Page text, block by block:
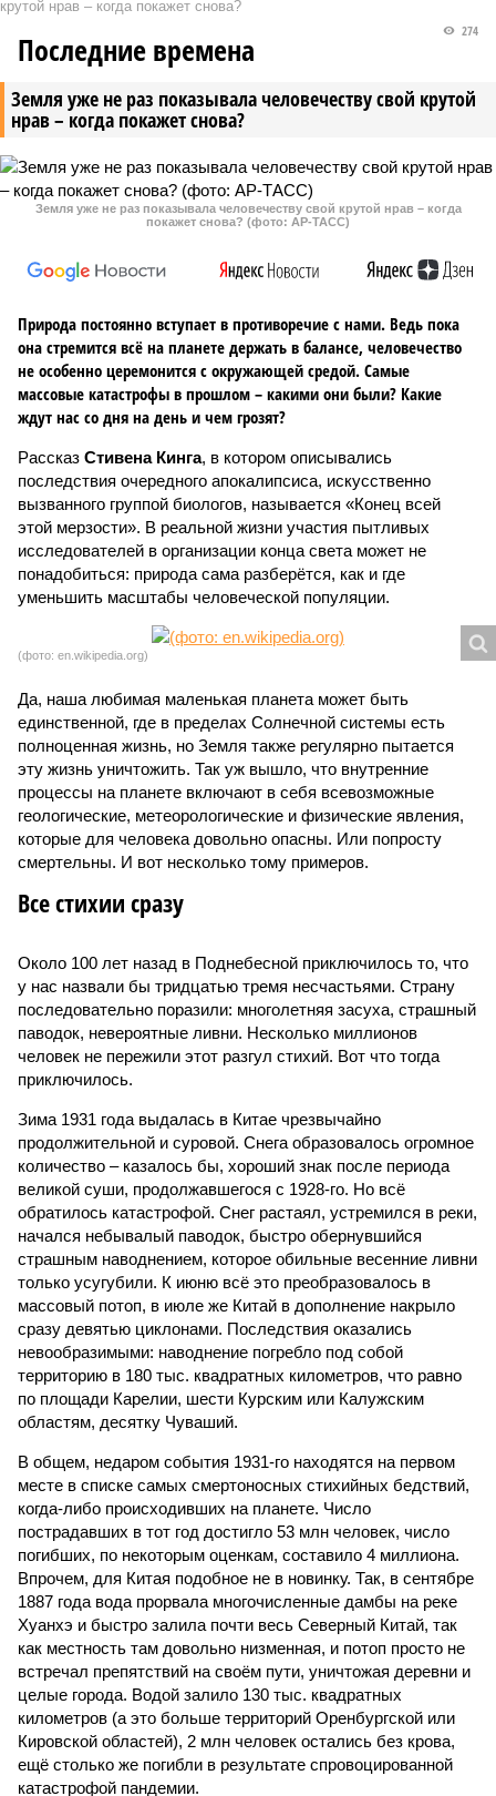
крутой нрав – когда покажет снова?
Земля уже не раз показывала человечеству свой крутой
нрав – когда покажет снова?
274
Последние времена
Земля уже не раз показывала человечеству свой крутой нрав – когда
покажет снова? (фото: АР-ТАСС)
Природа постоянно вступает в противоречие с нами. Ведь пока
она стремится всё на планете держать в балансе, человечество
не особенно церемонится с окружающей средой. Самые
массовые катастрофы в прошлом – какими они были? Какие
ждут нас со дня на день и чем грозят?
Рассказ Стивена Кинга, в котором описывались
последствия очередного апокалипсиса, искусственно
вызванного группой биологов, называется «Конец всей
этой мерзости». В реальной жизни участия пытливых
исследователей в организации конца света может не
понадобиться: природа сама разберётся, как и где
уменьшить масштабы человеческой популяции.
(фото: en.wikipedia.org)
Да, наша любимая маленькая планета может быть
единственной, где в пределах Солнечной системы есть
полноценная жизнь, но Земля также регулярно пытается
эту жизнь уничтожить. Так уж вышло, что внутренние
процессы на планете включают в себя всевозможные
геологические, метеорологические и физические явления,
которые для человека довольно опасны. Или попросту
смертельны. И вот несколько тому примеров.
Все стихии сразу
Около 100 лет назад в Поднебесной приключилось то, что
у нас назвали бы тридцатью тремя несчастьями. Страну
последовательно поразили: многолетняя засуха, страшный
паводок, невероятные ливни. Несколько миллионов
человек не пережили этот разгул стихий. Вот что тогда
приключилось.
Зима 1931 года выдалась в Китае чрезвычайно
продолжительной и суровой. Снега образовалось огромное
количество – казалось бы, хороший знак после периода
великой суши, продолжавшегося с 1928-го. Но всё
обратилось катастрофой. Снег растаял, устремился в реки,
начался небывалый паводок, быстро обернувшийся
страшным наводнением, которое обильные весенние ливни
только усугубили. К июню всё это преобразовалось в
массовый потоп, в июле же Китай в дополнение накрыло
сразу девятью циклонами. Последствия оказались
невообразимыми: наводнение погребло под собой
территорию в 180 тыс. квадратных километров, что равно
по площади Карелии, шести Курским или Калужским
областям, десятку Чуваший.
В общем, недаром события 1931-го находятся на первом
месте в списке самых смертоносных стихийных бедствий,
когда-либо происходивших на планете. Число
пострадавших в тот год достигло 53 млн человек, число
погибших, по некоторым оценкам, составило 4 миллиона.
Впрочем, для Китая подобное не в новинку. Так, в сентябре
1887 года вода прорвала многочисленные дамбы на реке
Хуанхэ и быстро залила почти весь Северный Китай, так
как местность там довольно низменная, и потоп просто не
встречал препятствий на своём пути, уничтожая деревни и
целые города. Водой залило 130 тыс. квадратных
километров (а это больше территорий Оренбургской или
Кировской областей), 2 млн человек остались без крова,
ещё столько же погибли в результате спровоцированной
катастрофой пандемии.